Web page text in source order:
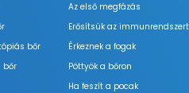
bőr
bőr
Az első megfázás
Erősítsük az immunrendszert
Érkeznek a fogak
Pöttyök a bőron
Ha feszít a pocak